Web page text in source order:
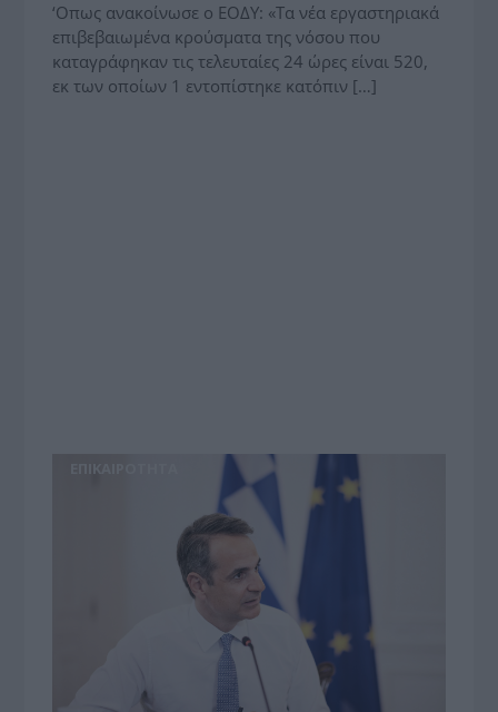
‘Οπως ανακοίνωσε ο ΕΟΔΥ: «Τα νέα εργαστηριακά
επιβεβαιωμένα κρούσματα της νόσου που
καταγράφηκαν τις τελευταίες 24 ώρες είναι 520,
εκ των οποίων 1 εντοπίστηκε κατόπιν […]
ΕΠΙΚΑΙΡΟΤΗΤΑ